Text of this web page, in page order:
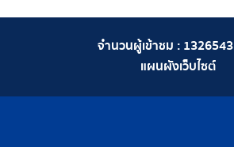
จำนวนผู้เข้าชม : 1326543
แผนผังเว็บไซต์